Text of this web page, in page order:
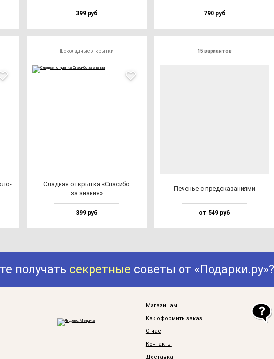
399 руб 790 руб
Шоколадные открытки
Слад­кая от­крыт­ка «Спа­си­бо
за зна­ния»
399 руб
15 вариантов
Печенье с пред­ска­за­ни­ями
от 549 руб
получать секретные советы от «Подарки.ру»?
Магазинам
Как оформить заказ
О нас
Контакты
Доставка